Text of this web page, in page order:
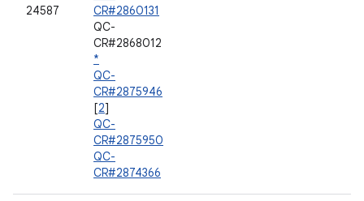
24587
CR#2860131
QC-
CR#2868012
*
QC-
CR#2875946
[2]
QC-
CR#2875950
QC-
CR#2874366